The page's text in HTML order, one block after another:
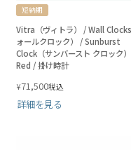
短納期
Vitra（ヴィトラ） / Wall
ォールクロック） / Sunburst
Clock（サンバースト クロック
Red / 掛け時計
¥71,500税込
詳細を見る